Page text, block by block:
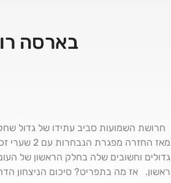
בארסה
חרושת השמועות סביב עתידו של גדול
גדולים וחשובים שלה בחלק הראשון של